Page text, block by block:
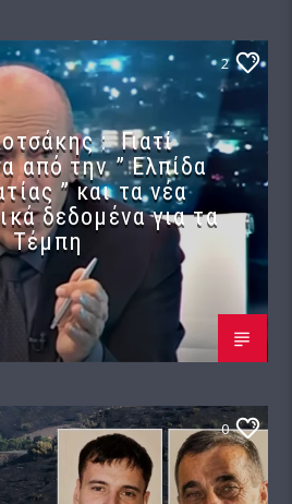
2
: Γιατί
από την ” Ελπίδα
” και τα νέα
δεδομένα για τα
Τέμπη
0